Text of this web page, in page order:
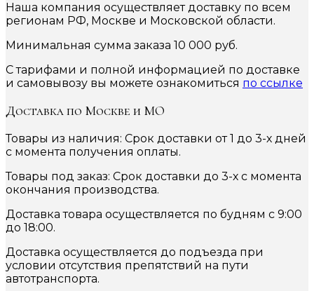
Наша компания осуществляет доставку по всем
регионам РФ, Москве и Московской области.
Минимальная сумма заказа 10 000 руб.
С тарифами и полной информацией по доставке
и самовывозу вы можете ознакомиться по ссылке
Доставка по Москве и МО
Товары из наличия: Срок доставки от 1 до 3-х дней
с момента получения оплаты.
Товары под заказ: Срок доставки до 3-х с момента
окончания производства.
Доставка товара осуществляется по будням с 9:00
до 18:00.
Доставка осуществляется до подъезда при
условии отсутствия препятствий на пути
автотранспорта.